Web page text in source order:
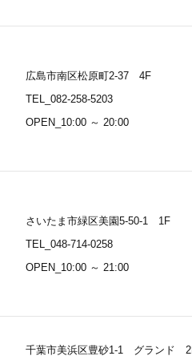
広島市南区松原町2-37 4F
TEL_082-258-5203
OPEN_10:00 ～ 20:00
さいたま市緑区美園5-50-1 1F
TEL_048-714-0258
OPEN_10:00 ～ 21:00
千葉市美浜区豊砂1-1 グランド